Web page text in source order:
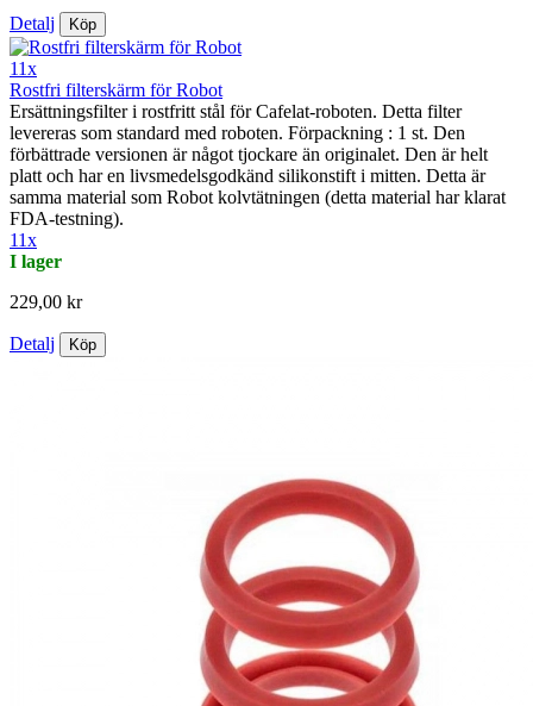
Detalj Köp
11x
Rostfri filterskärm för Robot
Ersättningsfilter i rostfritt stål för Cafelat-roboten. Detta filter
levereras som standard med roboten. Förpackning : 1 st. Den
förbättrade versionen är något tjockare än originalet. Den är helt
platt och har en livsmedelsgodkänd silikonstift i mitten. Detta är
samma material som Robot kolvtätningen (detta material har klarat
FDA-testning).
11x
I lager
229,00 kr
Detalj Köp